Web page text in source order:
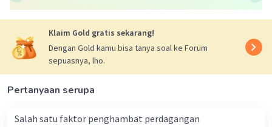
Klaim Gold gratis sekarang!
Dengan Gold kamu bisa tanya soal ke Forum
sepuasnya, lho.
Pertanyaan serupa
Salah satu faktor penghambat perdagangan